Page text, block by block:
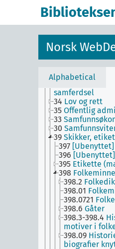
Norsk
Alphabetical
T5--0 Hjelpetabell
8 Litteratur
3
38
Handel,
samferdsel
34 Lov og rett
35 Offentlig
33
30
39 Skikker,
397 [Ubenyttet]
396 [Ubenyttet]
395 Etikette
398 Folkeminne
398.2
398.01
398.0721
398.6 Gåter
398.3-398.4
motiver i
398.09
biografier